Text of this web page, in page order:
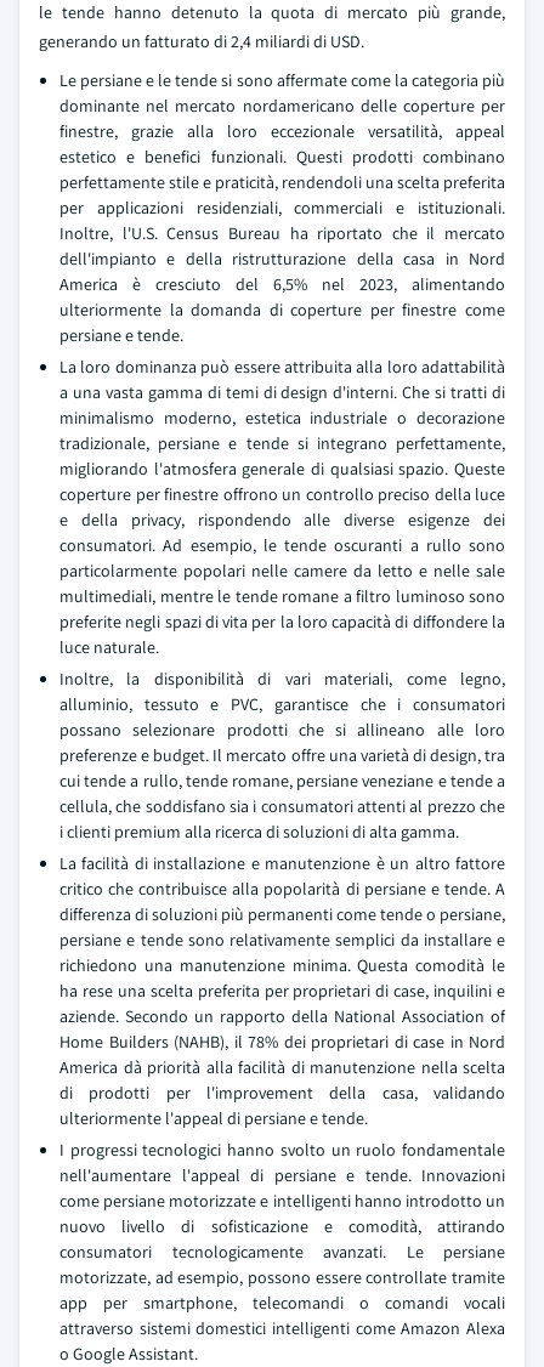
le tende hanno detenuto la quota di mercato più grande,
generando un fatturato di 2,4 miliardi di USD.
Le persiane e le tende si sono affermate come la categoria più
dominante nel mercato nordamericano delle coperture per
finestre, grazie alla loro eccezionale versatilità, appeal
estetico e benefici funzionali. Questi prodotti combinano
perfettamente stile e praticità, rendendoli una scelta preferita
per applicazioni residenziali, commerciali e istituzionali.
Inoltre, l'U.S. Census Bureau ha riportato che il mercato
dell'impianto e della ristrutturazione della casa in Nord
America è cresciuto del 6,5% nel 2023, alimentando
ulteriormente la domanda di coperture per finestre come
persiane e tende.
La loro dominanza può essere attribuita alla loro adattabilità
a una vasta gamma di temi di design d'interni. Che si tratti di
minimalismo moderno, estetica industriale o decorazione
tradizionale, persiane e tende si integrano perfettamente,
migliorando l'atmosfera generale di qualsiasi spazio. Queste
coperture per finestre offrono un controllo preciso della luce
e della privacy, rispondendo alle diverse esigenze dei
consumatori. Ad esempio, le tende oscuranti a rullo sono
particolarmente popolari nelle camere da letto e nelle sale
multimediali, mentre le tende romane a filtro luminoso sono
preferite negli spazi di vita per la loro capacità di diffondere la
luce naturale.
Inoltre, la disponibilità di vari materiali, come legno,
alluminio, tessuto e PVC, garantisce che i consumatori
possano selezionare prodotti che si allineano alle loro
preferenze e budget. Il mercato offre una varietà di design, tra
cui tende a rullo, tende romane, persiane veneziane e tende a
cellula, che soddisfano sia i consumatori attenti al prezzo che
i clienti premium alla ricerca di soluzioni di alta gamma.
La facilità di installazione e manutenzione è un altro fattore
critico che contribuisce alla popolarità di persiane e tende. A
differenza di soluzioni più permanenti come tende o persiane,
persiane e tende sono relativamente semplici da installare e
richiedono una manutenzione minima. Questa comodità le
ha rese una scelta preferita per proprietari di case, inquilini e
aziende. Secondo un rapporto della National Association of
Home Builders (NAHB), il 78% dei proprietari di case in Nord
America dà priorità alla facilità di manutenzione nella scelta
di prodotti per l'improvement della casa, validando
ulteriormente l'appeal di persiane e tende.
I progressi tecnologici hanno svolto un ruolo fondamentale
nell'aumentare l'appeal di persiane e tende. Innovazioni
come persiane motorizzate e intelligenti hanno introdotto un
nuovo livello di sofisticazione e comodità, attirando
consumatori tecnologicamente avanzati. Le persiane
motorizzate, ad esempio, possono essere controllate tramite
app per smartphone, telecomandi o comandi vocali
attraverso sistemi domestici intelligenti come Amazon Alexa
o Google Assistant.